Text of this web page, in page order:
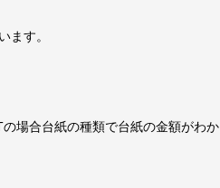
ます。
場合台紙の種類で台紙の金額がわか